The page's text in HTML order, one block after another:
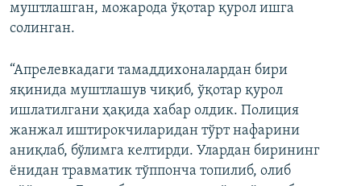
муштлашган, можарода ўқотар қурол ишга
солинган.
“Апрелевкадаги тамаддихоналардан бири
яқинида муштлашув чиқиб, ўқотар қурол
ишлатилгани ҳақида хабар олдик. Полиция
жанжал иштирокчиларидан тўрт нафарини
аниқлаб, бўлимга келтирди. Улардан бирининг
ёнидан травматик тўппонча топилиб, олиб